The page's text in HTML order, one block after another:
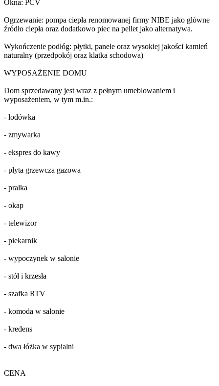
Okna: PCV
Ogrzewanie: pompa ciepła renomowanej firmy NIBE jako główne
źródło ciepła oraz dodatkowo piec na pellet jako alternatywa.
Wykończenie podłóg: płytki, panele oraz wysokiej jakości kamień
naturalny (przedpokój oraz klatka schodowa)
WYPOSAŻENIE DOMU
Dom sprzedawany jest wraz z pełnym umeblowaniem i
wyposażeniem, w tym m.in.:
- lodówka
- zmywarka
- ekspres do kawy
- płyta grzewcza gazowa
- pralka
- okap
- telewizor
- piekarnik
- wypoczynek w salonie
- stół i krzesła
- szafka RTV
- komoda w salonie
- kredens
- dwa łóżka w sypialni
CENA